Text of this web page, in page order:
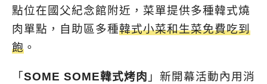
點位在國父紀念館附近，菜單提供多種韓式燒
肉單點，自助區多種韓式小菜和生菜免費吃到
飽 。
「 SOME SOME韓式烤肉 」新開幕活動內用消